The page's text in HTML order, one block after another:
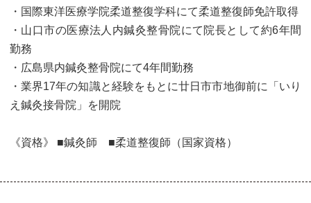
・国際東洋医療学院柔道整復学科にて柔道整復師免許取得
・山口市の医療法人内鍼灸整骨院にて院長として約6年間
勤務
・広島県内鍼灸整骨院にて4年間勤務
・業界17年の知識と経験をもとに廿日市市地御前に「いり
え鍼灸接骨院」を開院
《資格》 ■鍼灸師 ■柔道整復師（国家資格）